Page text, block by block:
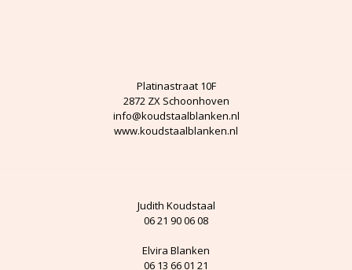
Platinastraat 10F
2872 ZX Schoonhoven
info@koudstaalblanken.nl
www.koudstaalblanken.nl
Judith Koudstaal
06 21 90 06 08
Elvira Blanken
06 13 66 01 21